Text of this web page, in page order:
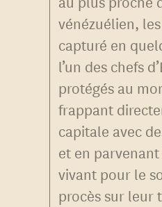
vénézuélien,
capturé en
l’un des chefs
protégés au
frappant
capitale avec
et en
vivant pour le
procès sur leur